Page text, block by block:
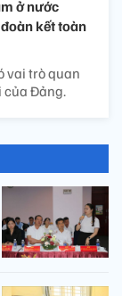
ở nước
kết toàn
vai trò quan
của Đảng.